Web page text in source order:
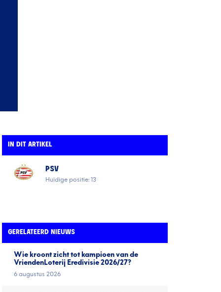
IN DIT ARTIKEL
PSV
Huidige positie: 13
GERELATEERD NIEUWS
Wie kroont zicht tot kampioen van de
VriendenLoterij Eredivisie 2026/27?
6 augustus 2026